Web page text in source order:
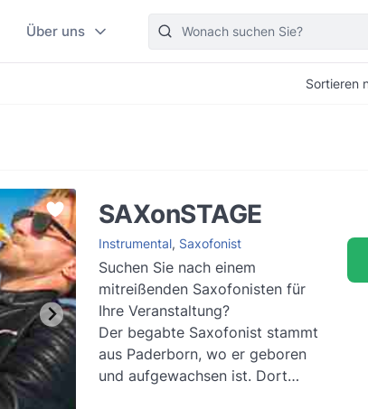
Über uns
Sortieren
SAXonSTAGE
Instrumental, Saxofonist
Suchen Sie nach einem
mitreißenden Saxofonisten für
Ihre Veranstaltung?
Der begabte Saxofonist stammt
aus Paderborn, wo er geboren
und aufgewachsen ist. Dort